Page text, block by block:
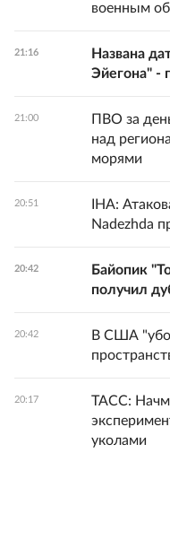
военным
21:16
Названа
Эйегона" -
21:00
ПВО за
над
морями
20:51
IHA:
Nadezhda
20:42
Байопик
получил
20:42
В США
20:17
ТАСС:
уколами